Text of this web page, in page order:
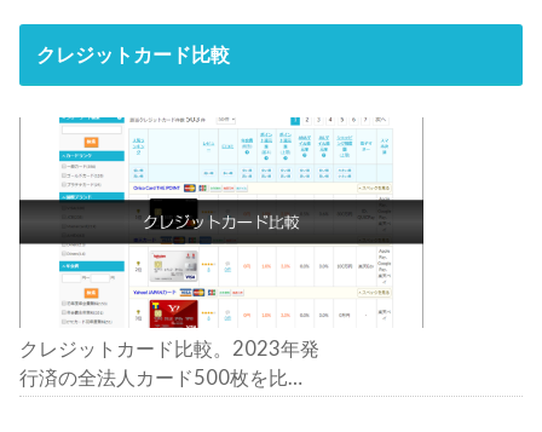
クレジットカード比較
クレジットカード比較。2023年発
行済の全法人カード500枚を比